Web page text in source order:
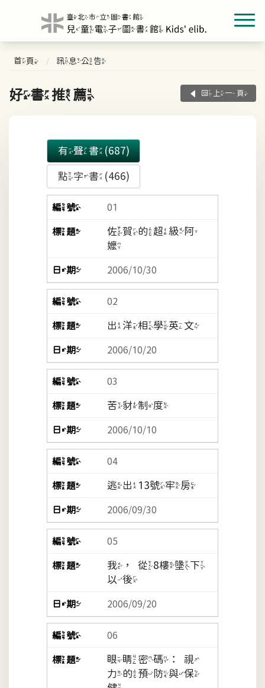
首頁 訊息公告
好書推薦 回上一頁
有聲書(687)
點字書(466)
01
佐賀的超級阿
嬤
2006/10/30
02
出洋相學英文
2006/10/20
03
苦豺制度
2006/10/10
04
逃出13號牢房
2006/09/30
05
我，從8樓墬下
以後
2006/09/20
06
眼睛密碼：視
力的預防與保